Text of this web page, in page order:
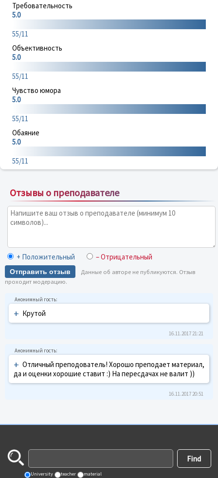
Требовательность
5.0
55/11
Объективность
5.0
55/11
Чувство юмора
5.0
55/11
Обаяние
5.0
55/11
Отзывы о преподавателе
+ Положительный – Отрицательный
Отправить отзыв
Данные об авторе не публикуются. Отзыв
проходит модерацию.
+ Крутой
16.11.2017 21:21
+ Отличный преподователь! Хорошо преподает материал,
да и оценки хорошие ставит :) На пересдачах не валит ))
16.11.2017 20:51
University teacher material